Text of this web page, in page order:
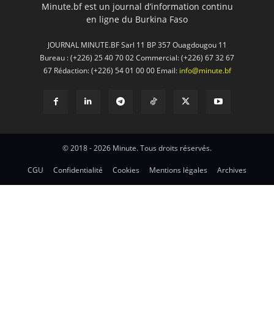
Minute.bf est un journal d’information continu
en ligne du Burkina Faso
JOURNAL MINUTE.BF Sarl 11 BP 357 Ouagdougou 11
Bureau : (+226) 25 40 70 02 Commercial: (+226) 67 32 67
67 Rédaction: (+226) 54 01 00 00 Email: info@minute.bf
© 2018 - 2026 Minute. Tous droits réservés.
CGU Confidentialité Cookies Mentions légales Archives